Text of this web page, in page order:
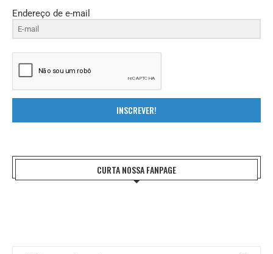
Endereço de e-mail
INSCREVER!
CURTA NOSSA FANPAGE